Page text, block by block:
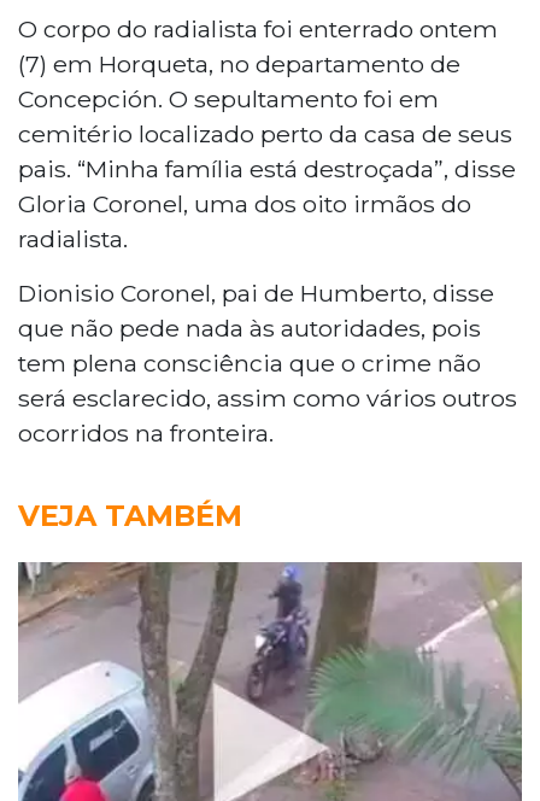
O corpo do radialista foi enterrado ontem
(7) em Horqueta, no departamento de
Concepción. O sepultamento foi em
cemitério localizado perto da casa de seus
pais. “Minha família está destroçada”, disse
Gloria Coronel, uma dos oito irmãos do
radialista.
Dionisio Coronel, pai de Humberto, disse
que não pede nada às autoridades, pois
tem plena consciência que o crime não
será esclarecido, assim como vários outros
ocorridos na fronteira.
VEJA TAMBÉM